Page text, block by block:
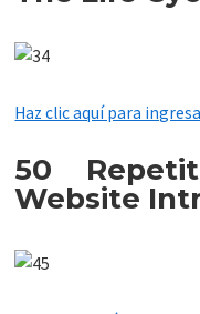
Haz clic aquí para
50
Website